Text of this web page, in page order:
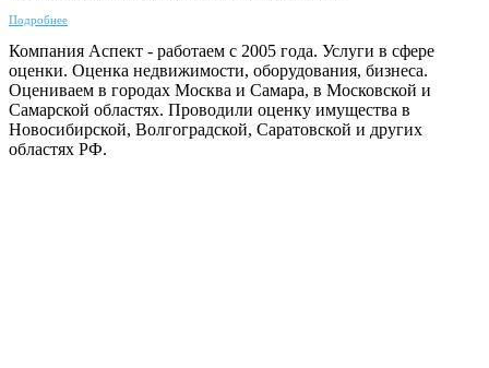
Подробнее
Компания Аспект - работаем с 2005 года. Услуги в сфере
оценки. Оценка недвижимости, оборудования, бизнеса.
Оцениваем в городах Москва и Самара, в Московской и
Самарской областях. Проводили оценку имущества в
Новосибирской, Волгоградской, Саратовской и других
областях РФ.